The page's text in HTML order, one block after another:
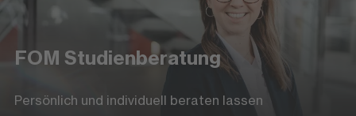
FOM Studienberatung
Persönlich und individuell beraten lassen